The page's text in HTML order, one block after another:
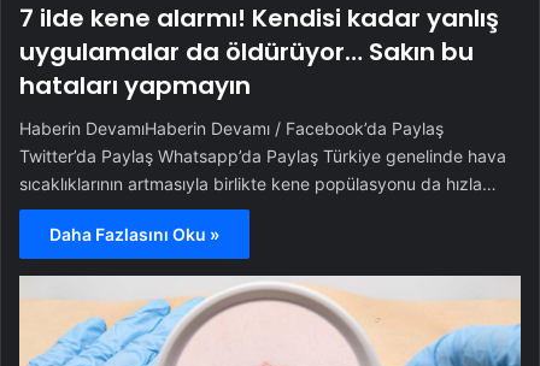
7 ilde kene alarmı! Kendisi kadar yanlış
uygulamalar da öldürüyor… Sakın bu
hataları yapmayın
Haberin DevamıHaberin Devamı / Facebook’da Paylaş
Twitter’da Paylaş Whatsapp’da Paylaş Türkiye genelinde hava
sıcaklıklarının artmasıyla birlikte kene popülasyonu da hızla…
Daha Fazlasını Oku »